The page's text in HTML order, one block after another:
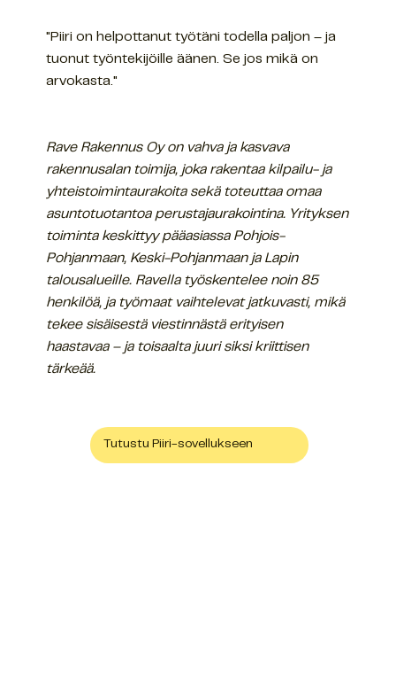
"Piiri on helpottanut työtäni todella paljon – ja
tuonut työntekijöille äänen. Se jos mikä on
arvokasta."
Rave Rakennus Oy on vahva ja kasvava
rakennusalan toimija, joka rakentaa kilpailu- ja
yhteistoimintaurakoita sekä toteuttaa omaa
asuntotuotantoa perustajaurakointina. Yrityksen
toiminta keskittyy pääasiassa Pohjois-
Pohjanmaan, Keski-Pohjanmaan ja Lapin
talousalueille. Ravella työskentelee noin 85
henkilöä, ja työmaat vaihtelevat jatkuvasti, mikä
tekee sisäisestä viestinnästä erityisen
haastavaa – ja toisaalta juuri siksi kriittisen
tärkeää.
Tutustu Piiri-sovellukseen